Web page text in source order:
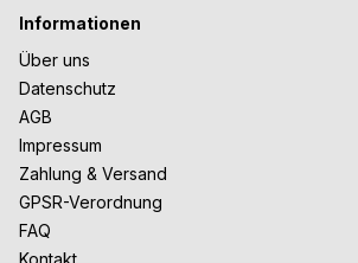
Informationen
Über uns
Datenschutz
AGB
Impressum
Zahlung & Versand
GPSR-Verordnung
FAQ
Kontakt